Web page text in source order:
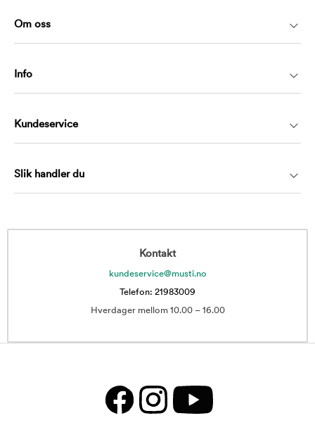
Om oss
Info
Kundeservice
Slik handler du
Kontakt
kundeservice@musti.no
Telefon: 21983009
Hverdager mellom 10.00 – 16.00